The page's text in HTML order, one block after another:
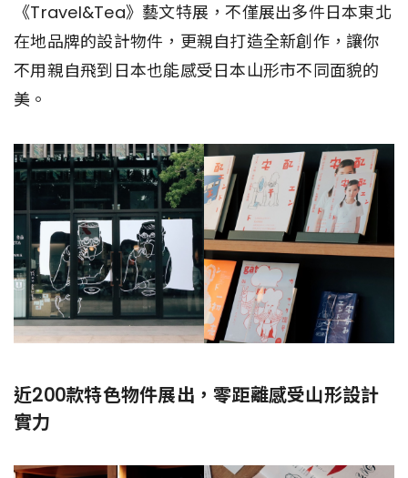
《Travel&Tea》藝文特展，不僅展出多件日本東北
在地品牌的設計物件，更親自打造全新創作，讓你
不用親自飛到日本也能感受日本山形市不同面貌的
美。
近200款特色物件展出，零距離感受山形設計
實力